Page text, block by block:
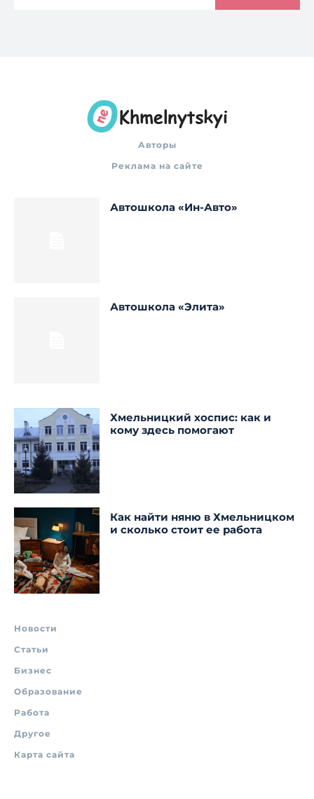
Авторы
Реклама на сайте
Автошкола «Ин-Авто»
Автошкола «Элита»
Хмельницкий хоспис: как и
кому здесь помогают
Как найти няню в Хмельницком
и сколько стоит ее работа
Новости
Статьи
Бизнес
Образование
Работа
Другое
Карта сайта